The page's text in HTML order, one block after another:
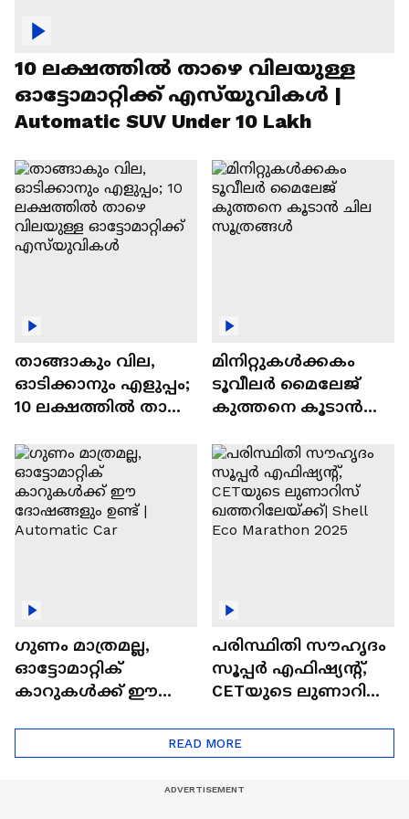
10 ലക്ഷത്തിൽ താഴെ വിലയുള്ള
ഓട്ടോമാറ്റിക്ക് എസ്‍യുവികൾ |
Automatic SUV Under 10 Lakh
താങ്ങാകും വില,
ഓടിക്കാനും എളുപ്പം;
10 ലക്ഷത്തിൽ താഴെ
ഓട്ടോമാറ്റിക്ക്
എസ്‍യുവികൾ
മിനിറ്റുകൾക്കകം
ടൂവീലർ മൈലേജ്
കുത്തനെ കൂടാൻ
ഗുണം മാത്രമല്ല,
ഓട്ടോമാറ്റിക്
കാറുകൾക്ക് ഈ
പരിസ്ഥിതി സൗഹൃദം
സൂപ്പർ എഫിഷ്യന്റ്,
CETയുടെ ലുണാറിസ്
Eco Marathon 2025
READ MORE